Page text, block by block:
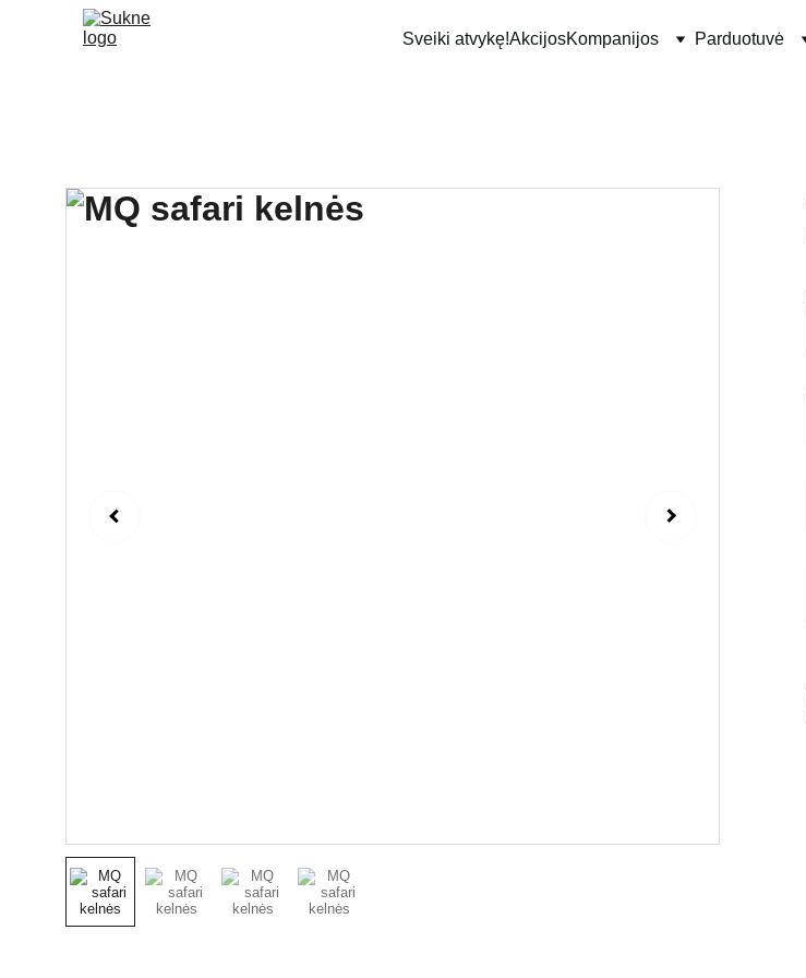
Sveiki atvykę!AkcijosKompanijos Parduotuvė